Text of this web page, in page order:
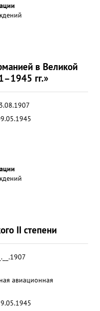
в Великой
гг.»
II степени
__.__.1907
авиационная